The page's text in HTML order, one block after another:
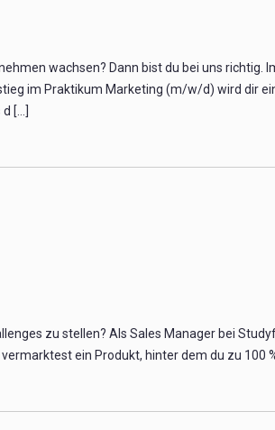
wachsen? Dann bist du bei uns richtig.
im Praktikum Marketing (m/w/d) wird dir
[...]
zu stellen? Als Sales Manager bei
ein Produkt, hinter dem du zu 100